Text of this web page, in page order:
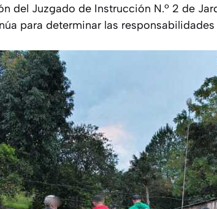
del Juzgado de Instrucción N.º 2 de
para determinar las